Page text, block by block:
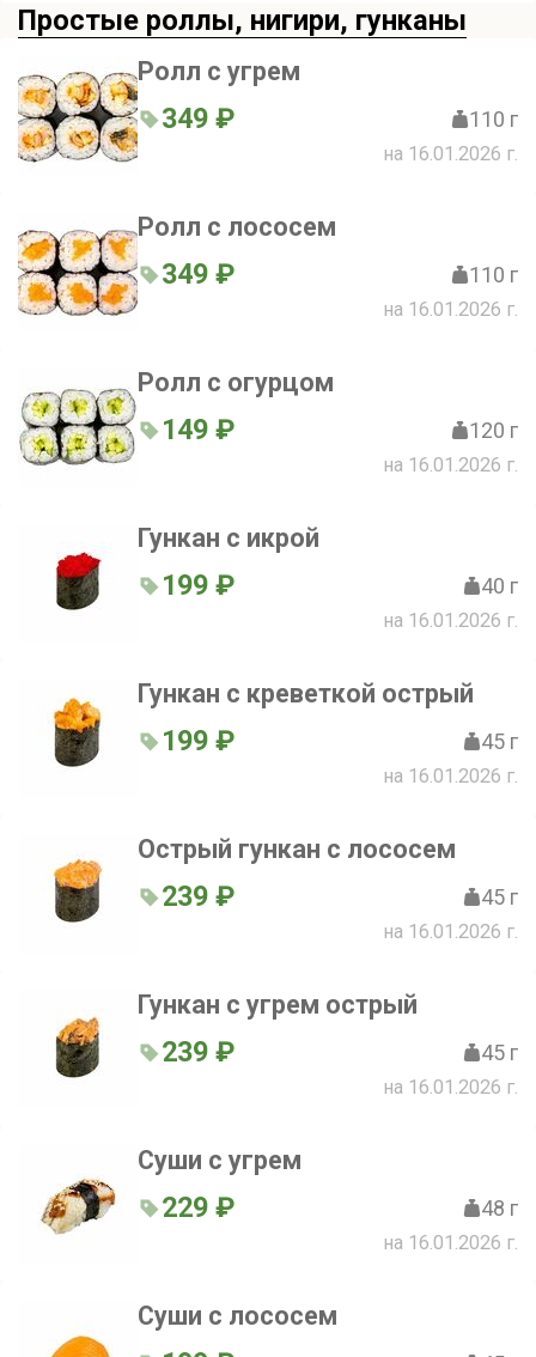
Простые роллы, нигири, гунканы
Ролл с угрем
349 ₽ 110 г
на 16.01.2026 г.
Ролл с лососем
349 ₽ 110 г
на 16.01.2026 г.
Ролл с огурцом
149 ₽ 120 г
на 16.01.2026 г.
Гункан с икрой
199 ₽ 40 г
на 16.01.2026 г.
Гункан с креветкой острый
199 ₽ 45 г
на 16.01.2026 г.
Острый гункан с лососем
239 ₽ 45 г
на 16.01.2026 г.
Гункан с угрем острый
239 ₽ 45 г
на 16.01.2026 г.
Суши с угрем
229 ₽ 48 г
на 16.01.2026 г.
Суши с лососем